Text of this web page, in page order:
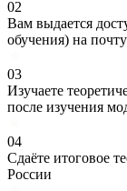
02
Вам выдается
обучения) на почту
03
Изучаете
после изучения
04
Сдаёте итоговое
России